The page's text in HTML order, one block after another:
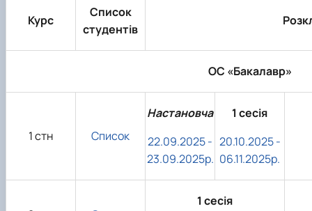
Курс
Список
студентів
ОС «Бакалавр»
1 стн Список
Настановча
22.09.2025 -
23.09.2025р.
1 сесія
20.10.2025 -
06.11.2025р.
1 сесія